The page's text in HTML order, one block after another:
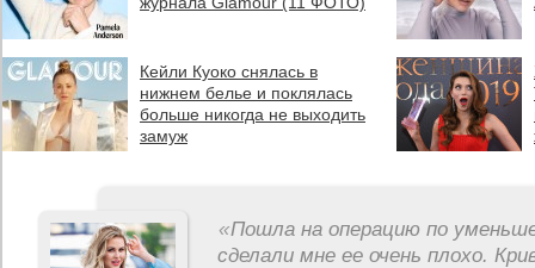
Кейли Куоко снялась в
нижнем белье и поклялась
больше никогда не выходить
замуж
«Пошла на операцию по
сделали мне ее очень плохо.